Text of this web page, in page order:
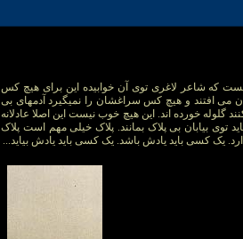
که شاعر لاغری توی آن خوابیده این برای هیچ کس
می افتند و هیچ کس سراغشان را نمیگیرد آدمهای بی
گلوله خورده اند. این هیچ خوب نیست این اصلا عادلانه
توی بیابان بی پلاک بمانند. پلاک خیلی مهم است پلاک
یک کسی باید یادش باشد. یک کسی باید یادش بیاید...